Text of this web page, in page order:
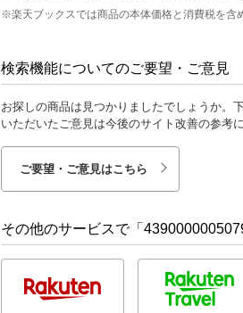
※楽天ブックスでは商品の本体価格と消費税を含
検索機能についてのご要望・ご意見
お探しの商品は見つかりましたでしょうか。
いただいたご意見は今後のサイト改善の参考
ご要望・ご意見はこちら
その他のサービスで「